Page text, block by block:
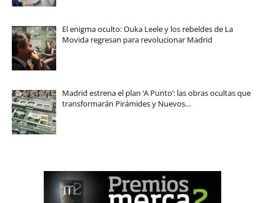
El enigma oculto: Ouka Leele y los rebeldes de La
Movida regresan para revolucionar Madrid
Madrid estrena el plan ‘A Punto’: las obras ocultas que
transformarán Pirámides y Nuevos…